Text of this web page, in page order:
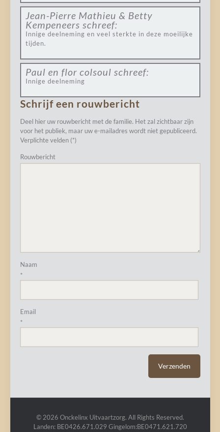
Jean-Pierre Mathieu & Betty
Kempeneers schreef:
Innige deelneming en veel sterkte in deze moeilijke
tijden.
Paul en flor colsoul schreef:
Innige deelneming
Schrijf een rouwbericht
Deel hier uw rouwbericht met de familie. Het zal zichtbaar zijn
voor het publiek, maar uw e-mailadres wordt niet gepubliceerd.
Verplichte velden (*)
Rouwbericht
Naam
*
Email
*
© 2026 Onckelinx Uitvaartzorg. All Rights Reserved.
Landen: BE0426.671.029 Gingelom:BE0471.621.720